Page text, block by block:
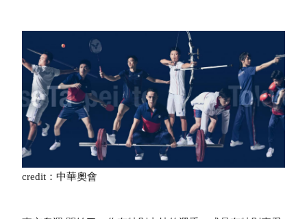
credit：中華奧會